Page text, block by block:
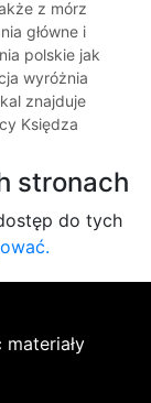
z mórz
główne i
polskie jak
wyróżnia
znajduje
Księdza
stronach
do tych